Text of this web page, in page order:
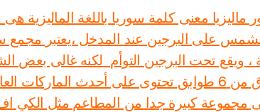
ماليزيا معنى كلمة سوريا باللغة
على البرجين عند المدخل ،يعتبر مجمع
ويقع تحت البرجين التوأم لكنه غالى بعض
فيه ، ويتكون السوق من 6 طوابق تحتوى على أحدث
على مجموعة كبيرة جدا من المطاعم مثل